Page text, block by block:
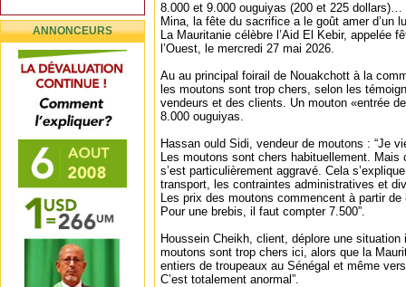
ANNONCEURS
8.000 et 9.000 ouguiyas (200 et 225
Mina, la fête du sacrifice a le goût amer d’un
La Mauritanie célèbre l’Aid El Kebir, appelée
l’Ouest, le mercredi 27 mai 2026.
Au au principal foirail de Nouakchott à la
les moutons sont trop chers, selon les
vendeurs et des clients. Un mouton «entrée
8.000 ouguiyas.
Hassan ould Sidi, vendeur de moutons : “Je
Les moutons sont chers habituellement. Mais
s’est particulièrement aggravé. Cela
transport, les contraintes administratives et
Les prix des moutons commencent à partir
Pour une brebis, il faut compter 7.500”.
Houssein Cheikh, client, déplore une situation
moutons sont trop chers ici, alors que la
entiers de troupeaux au Sénégal et même
C’est totalement anormal”.